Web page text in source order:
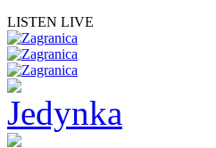
LISTEN LIVE